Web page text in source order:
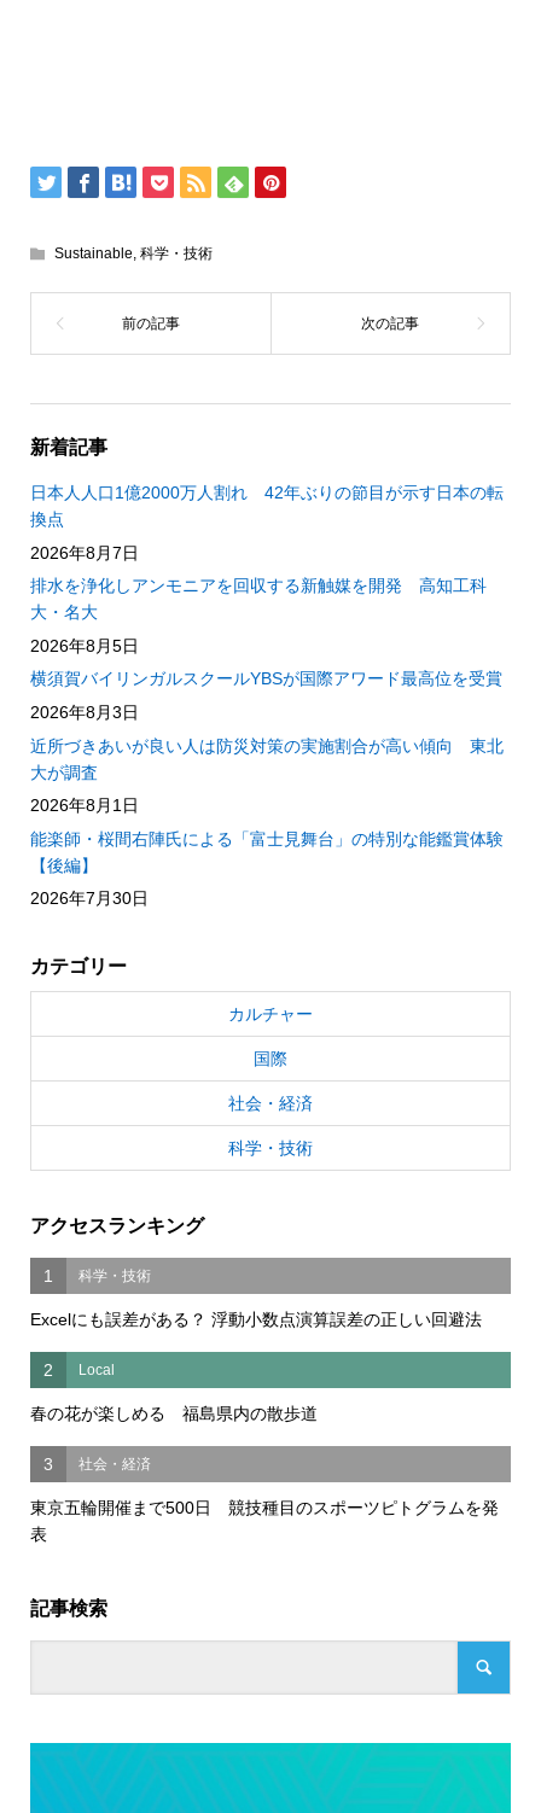
Sustainable, 科学・技術
新着記事
日本人人口1億2000万人割れ 42年ぶりの節目が示す日本の転
換点
2026年8月7日
排水を浄化しアンモニアを回収する新触媒を開発 高知工科
大・名大
2026年8月5日
横須賀バイリンガルスクールYBSが国際アワード最高位を受賞
2026年8月3日
近所づきあいが良い人は防災対策の実施割合が高い傾向 東北
大が調査
2026年8月1日
能楽師・桜間右陣氏による「富士見舞台」の特別な能鑑賞体験
【後編】
2026年7月30日
カテゴリー
カルチャー
国際
社会・経済
科学・技術
アクセスランキング
1 科学・技術
Excelにも誤差がある？ 浮動小数点演算誤差の正しい回避法
2 Local
春の花が楽しめる 福島県内の散歩道
3 社会・経済
東京五輪開催まで500日 競技種目のスポーツピトグラムを発
表
記事検索